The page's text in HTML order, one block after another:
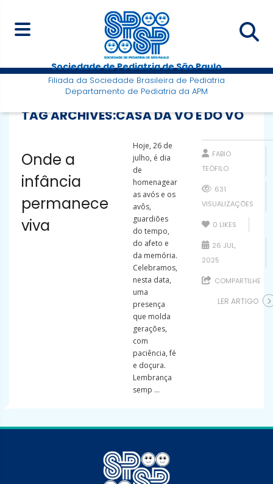
Sociedade de Pediatria de São Paulo
Filiada da Sociedade Brasileira de Pediatria
Departamento de Pediatria da APM
TAG ARCHIVES:CASA DA VÓ E DO VÔ
Onde a
infância
permanece
viva
Hoje, 26 de
julho, é dia
de
homenagear
as avós e os
avôs,
guardiões
do tempo,
do afeto e
da memória.
Celebramos,
nesta data,
uma
presença
que molda
gerações,
com
paciência, fé
e doçura.
Lembrança
semp ...
FABIO
TEÓFILO
631
VISUALIZAÇÕES
0 LIKES
26 JUL,
2025
COMPARTILHE
LER ARTIGO